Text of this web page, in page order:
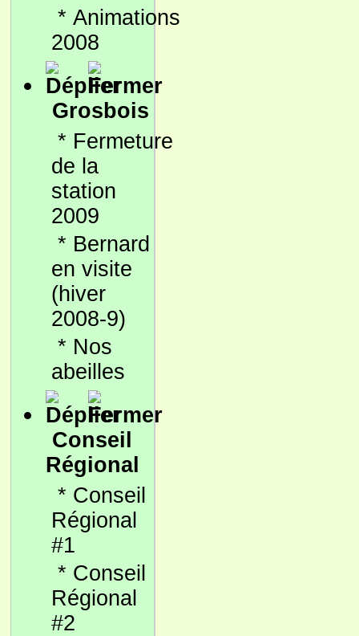
* Animations
2008
Grosbois
* Fermeture
de la
station
2009
* Bernard
en visite
(hiver
2008-9)
* Nos
abeilles
Conseil
Régional
* Conseil
Régional
#1
* Conseil
Régional
#2